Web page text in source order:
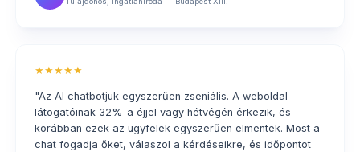
★★★★★
"Az AI chatbotjuk egyszerűen zseniális. A weboldal
látogatóinak 32%-a éjjel vagy hétvégén érkezik, és
korábban ezek az ügyfelek egyszerűen elmentek. Most a
chat fogadja őket, válaszol a kérdéseikre, és időpontot